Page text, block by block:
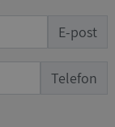
E-post
Telefon